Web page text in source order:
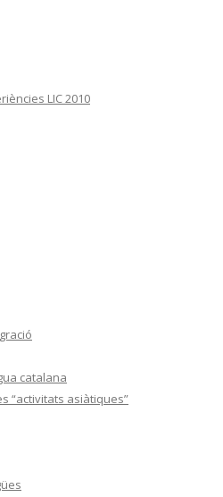
LIC 2010
catalana
“activitats asiàtiques”